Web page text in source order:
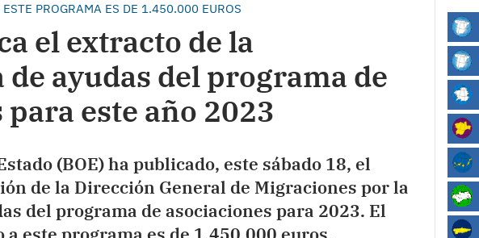
PROGRAMA ES DE 1.450.000 EUROS
el extracto de la
ayudas del programa de
este año 2023
(BOE) ha publicado, este sábado 18, el
de la Dirección General de Migraciones por la
del programa de asociaciones para 2023. El